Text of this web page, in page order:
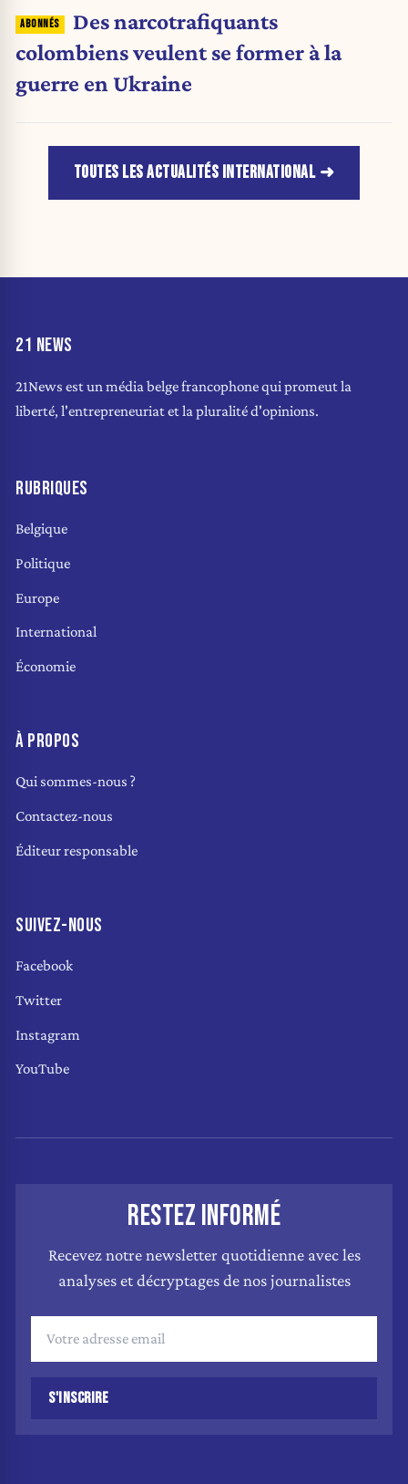
Des narcotrafiquants
colombiens veulent se former à la
guerre en Ukraine
TOUTES LES ACTUALITÉS INTERNATIONAL
21 NEWS
21News est un média belge francophone qui promeut la
liberté, l'entrepreneuriat et la pluralité d'opinions.
RUBRIQUES
Belgique
Politique
Europe
International
Économie
À PROPOS
Qui sommes-nous ?
Contactez-nous
Éditeur responsable
SUIVEZ-NOUS
Facebook
Twitter
Instagram
YouTube
RESTEZ INFORMÉ
Recevez notre newsletter quotidienne avec les
analyses et décryptages de nos journalistes
S'INSCRIRE